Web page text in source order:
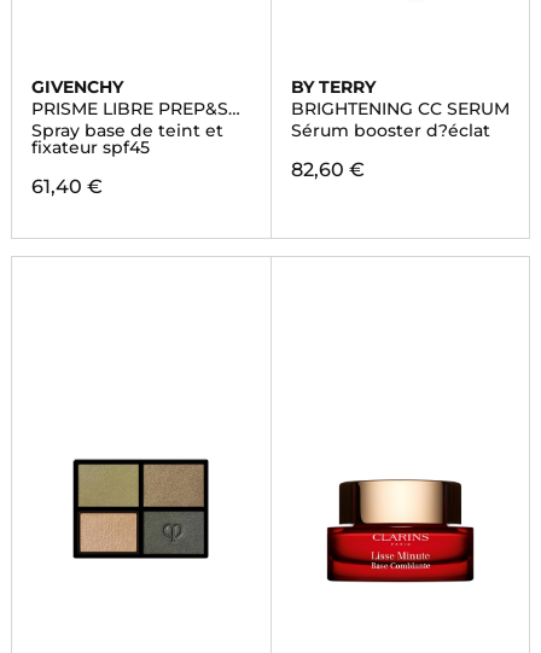
GIVENCHY
PRISME LIBRE PREP&SET
GLOW MIST
Spray base de teint et
fixateur spf45
61,40 €
BY TERRY
BRIGHTENING CC SERUM
Sérum booster d?éclat
82,60 €